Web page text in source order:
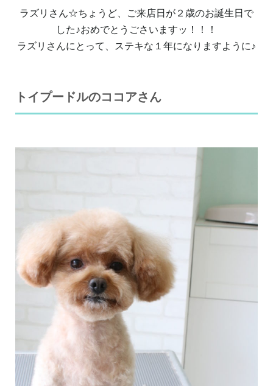
ラズリさん☆ちょうど、ご来店日が２歳のお誕生日で
した♪おめでとうごさいますッ！！！
ラズリさんにとって、ステキな１年になりますように♪
トイプードルのココアさん